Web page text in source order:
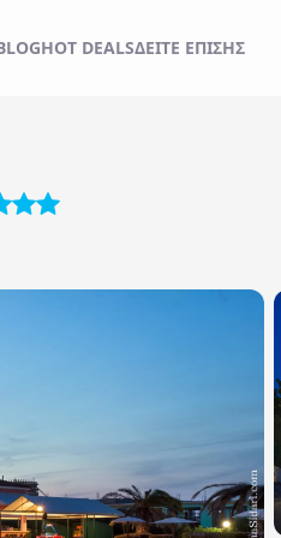
HOT DEALSΔΕΊΤΕ ΕΠΊΣΗΣ